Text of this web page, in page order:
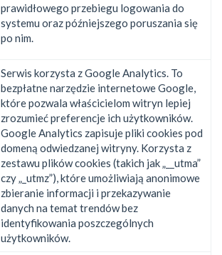
prawidłowego przebiegu logowania do
systemu oraz późniejszego poruszania się
po nim.
Serwis korzysta z Google Analytics. To
bezpłatne narzędzie internetowe Google,
które pozwala właścicielom witryn lepiej
zrozumieć preferencje ich użytkowników.
Google Analytics zapisuje pliki cookies pod
domeną odwiedzanej witryny. Korzysta z
zestawu plików cookies (takich jak „__utma”
czy „_utmz”), które umożliwiają anonimowe
zbieranie informacji i przekazywanie
danych na temat trendów bez
identyfikowania poszczególnych
użytkowników.